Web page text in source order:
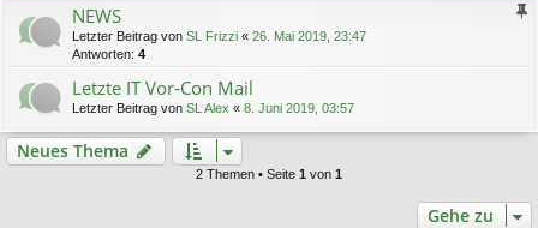
NEWS
Letzter Beitrag von SL Frizzi « 26. Mai 2019, 23:47
Antworten: 4
Letzte IT Vor-Con Mail
Letzter Beitrag von SL Alex « 8. Juni 2019, 03:57
Neues Thema
2 Themen • Seite 1 von 1
Gehe zu